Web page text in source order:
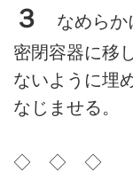
３
なめらか
密閉容器に移し
ないように埋
なじませる。
◇ ◇ ◇